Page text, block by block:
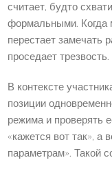
считает, будто
формальными. Когда
перестает замечать
проседает трезвость.
В контексте
позиции
режима и проверять
«кажется вот так», а
параметрам». Такой